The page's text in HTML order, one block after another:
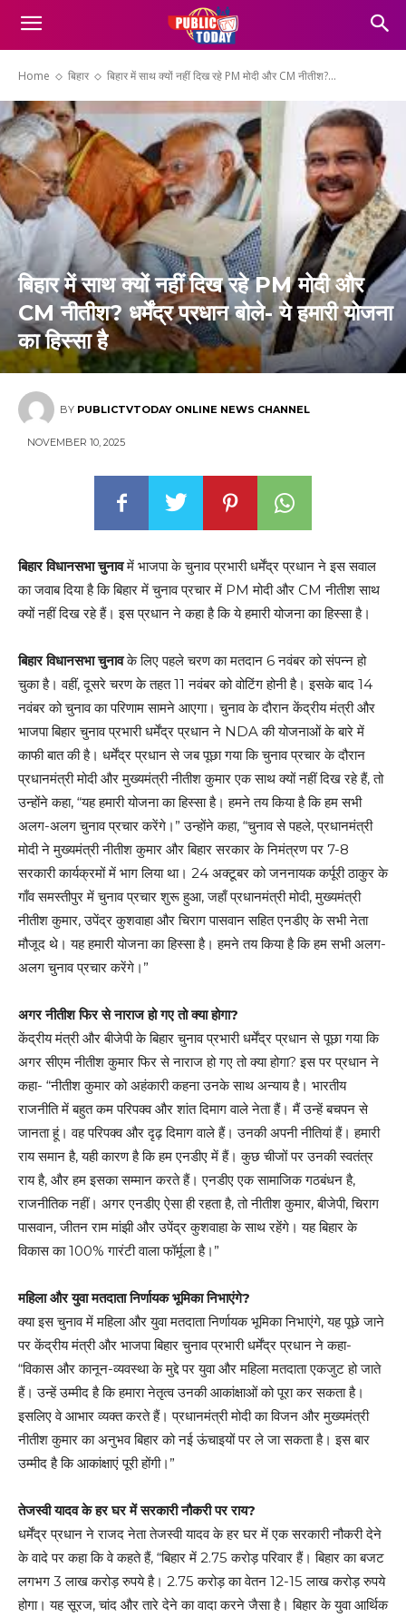
Home बिहार बिहार में साथ क्यों नहीं दिख रहे PM मोदी और CM नीतीश?...
बिहार में साथ क्यों नहीं दिख रहे PM मोदी और
CM नीतीश? धर्मेंद्र प्रधान बोले- ये हमारी योजना
का हिस्सा है
BY PUBLICTVTODAY ONLINE NEWS CHANNEL
NOVEMBER 10, 2025
बिहार विधानसभा चुनावमें भाजपा के चुनाव प्रभारी धर्मेंद्र प्रधान ने इस सवाल
का जवाब दिया है कि बिहार में चुनाव प्रचार में PM मोदी और CM नीतीश साथ
क्यों नहीं दिख रहे हैं। इस प्रधान ने कहा है कि ये हमारी योजना का हिस्सा है।
बिहार विधानसभा चुनावके लिए पहले चरण का मतदान 6 नवंबर को संपन्न हो
चुका है। वहीं, दूसरे चरण के तहत 11 नवंबर को वोटिंग होनी है। इसके बाद 14
नवंबर को चुनाव का परिणाम सामने आएगा। चुनाव के दौरान केंद्रीय मंत्री और
भाजपा बिहार चुनाव प्रभारी धर्मेंद्र प्रधान ने NDA की योजनाओं के बारे में
काफी बात की है। धर्मेंद्र प्रधान से जब पूछा गया कि चुनाव प्रचार के दौरान
प्रधानमंत्री मोदी और मुख्यमंत्री नीतीश कुमार एक साथ क्यों नहीं दिख रहे हैं, तो
उन्होंने कहा, “यह हमारी योजना का हिस्सा है। हमने तय किया है कि हम सभी
अलग-अलग चुनाव प्रचार करेंगे।” उन्होंने कहा, “चुनाव से पहले, प्रधानमंत्री
मोदी ने मुख्यमंत्री नीतीश कुमार और बिहार सरकार के निमंत्रण पर 7-8
सरकारी कार्यक्रमों में भाग लिया था। 24 अक्टूबर को जननायक कर्पूरी ठाकुर के
गाँव समस्तीपुर में चुनाव प्रचार शुरू हुआ, जहाँ प्रधानमंत्री मोदी, मुख्यमंत्री
नीतीश कुमार, उपेंद्र कुशवाहा और चिराग पासवान सहित एनडीए के सभी नेता
मौजूद थे। यह हमारी योजना का हिस्सा है। हमने तय किया है कि हम सभी अलग-
अलग चुनाव प्रचार करेंगे।”
अगर नीतीश फिर से नाराज हो गए तो क्या होगा?
केंद्रीय मंत्री और बीजेपी के बिहार चुनाव प्रभारी धर्मेंद्र प्रधान से पूछा गया कि
अगर सीएम नीतीश कुमार फिर से नाराज हो गए तो क्या होगा? इस पर प्रधान ने
कहा- “नीतीश कुमार को अहंकारी कहना उनके साथ अन्याय है। भारतीय
राजनीति में बहुत कम परिपक्व और शांत दिमाग वाले नेता हैं। मैं उन्हें बचपन से
जानता हूं। वह परिपक्व और दृढ़ दिमाग वाले हैं। उनकी अपनी नीतियां हैं। हमारी
राय समान है, यही कारण है कि हम एनडीए में हैं। कुछ चीजों पर उनकी स्वतंत्र
राय है, और हम इसका सम्मान करते हैं। एनडीए एक सामाजिक गठबंधन है,
राजनीतिक नहीं। अगर एनडीए ऐसा ही रहता है, तो नीतीश कुमार, बीजेपी, चिराग
पासवान, जीतन राम मांझी और उपेंद्र कुशवाहा के साथ रहेंगे। यह बिहार के
विकास का 100% गारंटी वाला फॉर्मूला है।”
महिला और युवा मतदाता निर्णायक भूमिका निभाएंगे?
क्या इस चुनाव में महिला और युवा मतदाता निर्णायक भूमिका निभाएंगे, यह पूछे जाने
पर केंद्रीय मंत्री और भाजपा बिहार चुनाव प्रभारी धर्मेंद्र प्रधान ने कहा-
“विकास और कानून-व्यवस्था के मुद्दे पर युवा और महिला मतदाता एकजुट हो जाते
हैं। उन्हें उम्मीद है कि हमारा नेतृत्व उनकी आकांक्षाओं को पूरा कर सकता है।
इसलिए वे आभार व्यक्त करते हैं। प्रधानमंत्री मोदी का विजन और मुख्यमंत्री
नीतीश कुमार का अनुभव बिहार को नई ऊंचाइयों पर ले जा सकता है। इस बार
उम्मीद है कि आकांक्षाएं पूरी होंगी।”
तेजस्वी यादव के हर घर में सरकारी नौकरी पर राय?
धर्मेंद्र प्रधान ने राजद नेता तेजस्वी यादव के हर घर में एक सरकारी नौकरी देने
के वादे पर कहा कि वे कहते हैं, “बिहार में 2.75 करोड़ परिवार हैं। बिहार का बजट
लगभग 3 लाख करोड़ रुपये है। 2.75 करोड़ का वेतन 12-15 लाख करोड़ रुपये
होगा। यह सूरज, चांद और तारे देने का वादा करने जैसा है। बिहार के युवा आर्थिक